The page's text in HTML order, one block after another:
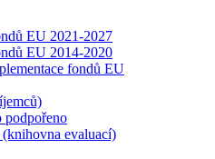
EU 2021-2027
EU 2014-2020
fondů EU
evaluací)